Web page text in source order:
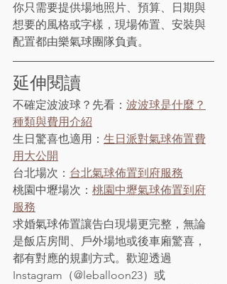
你只需要提供場地照片、預算、日期與
想要的風格或字樣，現場佈置、安裝與
配置都由樂氣球團隊負責。
延伸閱讀
不確定波波球？先看： 波波球是什麼？
種類與費用介紹
生日驚喜也適用： 生日派對氣球佈置費
用大公開
台北場次： 台北氣球佈置到府服務
桃園中壢場次： 桃園中壢氣球佈置到府
服務
求婚氣球佈置讓告白現場更完整，無論
是飯店房間、戶外場地或後車廂驚喜，
都有對應的規劃方式。歡迎透過
Instagram（@leballoon23）或